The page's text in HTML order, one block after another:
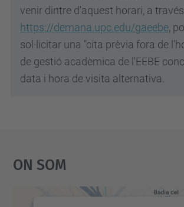
venir dintre d'aquest horari, a través
https://demana.upc.edu/gaeebe,
sol·licitar una "cita prèvia fora de
de gestió acadèmica de l'EEBE
data i hora de visita alternativa.
On Som